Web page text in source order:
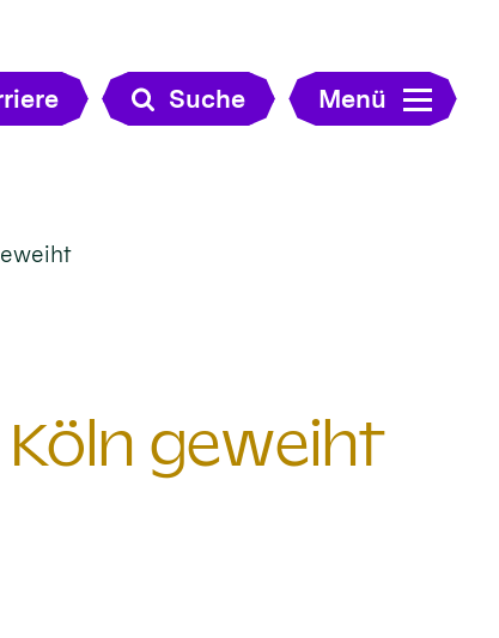
Suche Menü
geweiht